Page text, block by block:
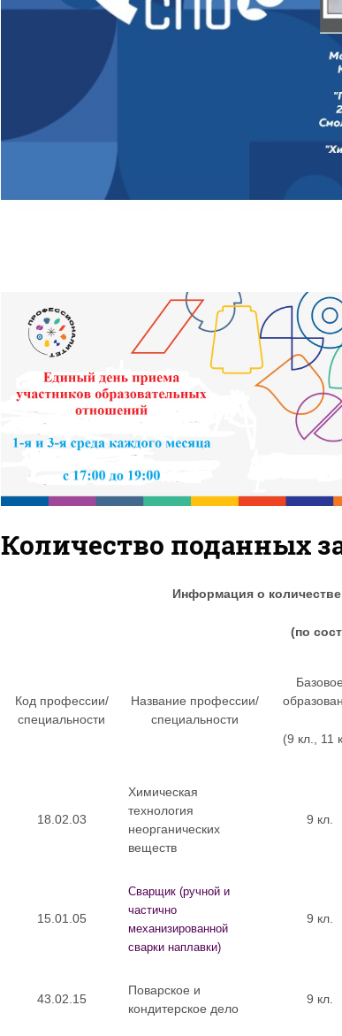
Количество поданных
Информация о количестве
(по
Код профессии/
специальности
Название профессии/
специальности
Базовое
(9 кл., 11
18.02.03
Химическая
технология
неорганических
веществ
9 кл.
15.01.05
Сварщик (ручной и
частично
механизированной
сварки наплавки)
9 кл.
43.02.15
Поварское и
кондитерское дело
9 кл.